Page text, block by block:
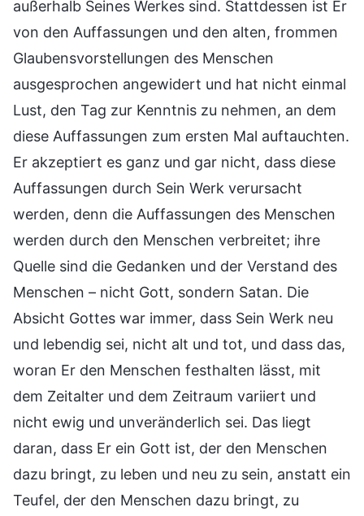
außerhalb Seines Werkes sind. Stattdessen ist Er
von den Auffassungen und den alten, frommen
Glaubensvorstellungen des Menschen
ausgesprochen angewidert und hat nicht einmal
Lust, den Tag zur Kenntnis zu nehmen, an dem
diese Auffassungen zum ersten Mal auftauchten.
Er akzeptiert es ganz und gar nicht, dass diese
Auffassungen durch Sein Werk verursacht
werden, denn die Auffassungen des Menschen
werden durch den Menschen verbreitet; ihre
Quelle sind die Gedanken und der Verstand des
Menschen – nicht Gott, sondern Satan. Die
Absicht Gottes war immer, dass Sein Werk neu
und lebendig sei, nicht alt und tot, und dass das,
woran Er den Menschen festhalten lässt, mit
dem Zeitalter und dem Zeitraum variiert und
nicht ewig und unveränderlich sei. Das liegt
daran, dass Er ein Gott ist, der den Menschen
dazu bringt, zu leben und neu zu sein, anstatt ein
Teufel, der den Menschen dazu bringt, zu